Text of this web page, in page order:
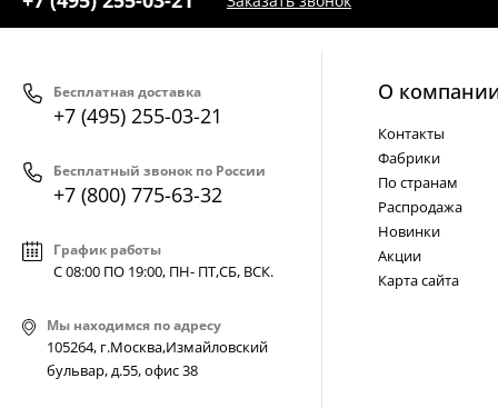
Бесплатная доставка
+7 (495) 255-03-21
Бесплатный звонок по России
+7 (800) 775-63-32
График работы
С 08:00 ПО 19:00, ПН- ПТ,СБ, ВСК.
Мы находимся по адресу
105264, г.Москва,Измайловский
бульвар, д.55, офис 38
О
Контакты
Фабрики
По странам
Распродажа
Новинки
Акции
Карта сайта